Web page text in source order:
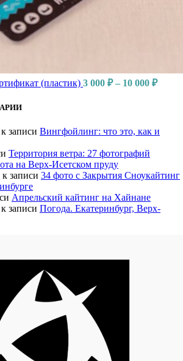
(пластик) 3 000 ₽ – 10 000 ₽
к записи Вингфойлинг: что это, как и
Территория ветра: 27 фотографий
на Верх-Исетском пруду
к записи 34 фото с Закрытия Сноукайтинг
Апрельский кайтинг на Хайнане
к записи Погода. Екатеринбург, Верх-